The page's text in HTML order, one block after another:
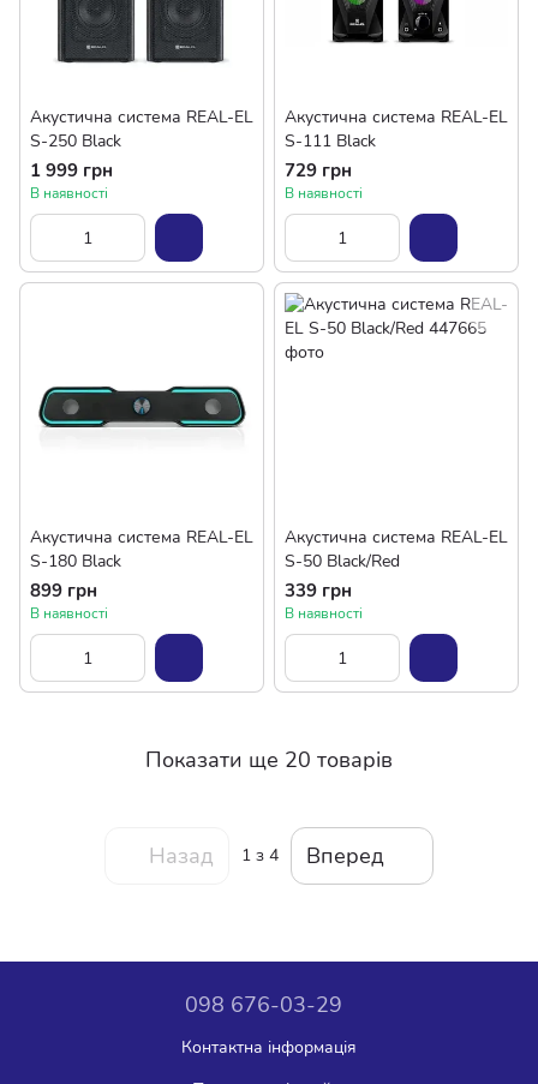
Акустична система REAL-EL
S-250 Black
1 999 грн
В наявності
Акустична система REAL-EL
S-111 Black
729 грн
В наявності
Акустична система REAL-EL
S-180 Black
899 грн
В наявності
Акустична система REAL-EL
S-50 Black/Red
339 грн
В наявності
Показати ще 20 товарів
Назад 1 з 4 Вперед
098 676-03-29
Контактна інформація